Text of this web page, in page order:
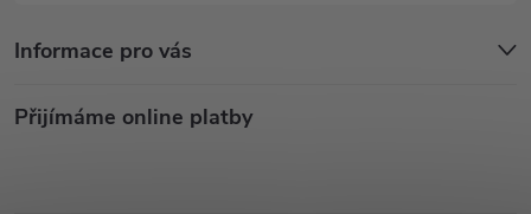
Informace pro vás
Přijímáme online platby